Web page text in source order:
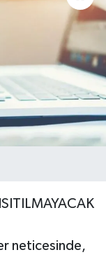
neticesinde,